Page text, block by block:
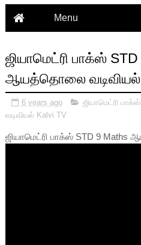
ஜியாமெட்ரி பாக்ஸ்
ஆயத்தொலை வடிவியல்
6 years ago
ஜியாமெட்ரி
வடிவியல் Kalvi TV
ஜியாமெட்ரி பாக்ஸ் STD 9 Maths